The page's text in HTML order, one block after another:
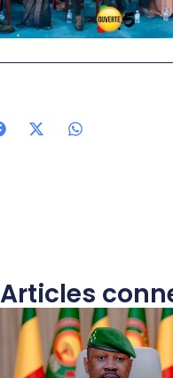
Articles